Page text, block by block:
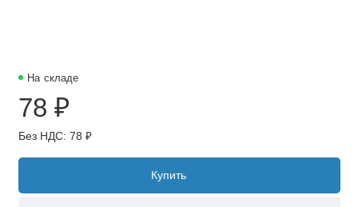
На складе
78 ₽
Без НДС: 78 ₽
Купить